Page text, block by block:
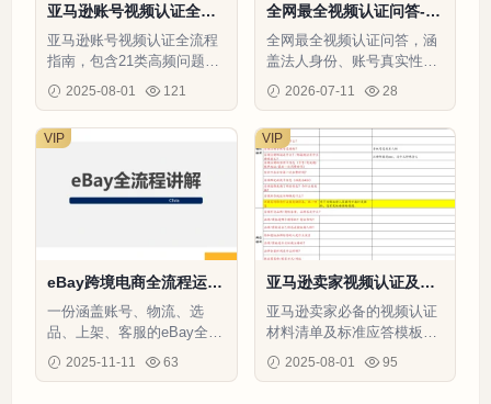
亚马逊账号视频认证全流
程指南-4页
亚马逊账号视频认证全流程
指南，包含21类高频问题应
答模板与应急材料清单，助
您3天内快速通过审核。
2025-08-01 121
全网最全视频认证问答-28
页
全网最全视频认证问答，涵
盖法人身份、账号真实性、
信用卡验证、品牌与供应商
验证等关键问题，帮助卖家
2026-07-11 28
eBay跨境电商全流程运营
指南-14页
一份涵盖账号、物流、选
品、上架、客服的eBay全流
程运营指南，助力新手避
坑、老手增效。
2025-11-11 63
VIP
亚马逊卖家视频认证及品
牌备案全攻略-164行-6个
子表
亚马逊卖家必备的视频认证
材料清单及标准应答模板，
涵盖供应链审核、身份验
证、品牌备案全流程
2025-08-01 95
VIP